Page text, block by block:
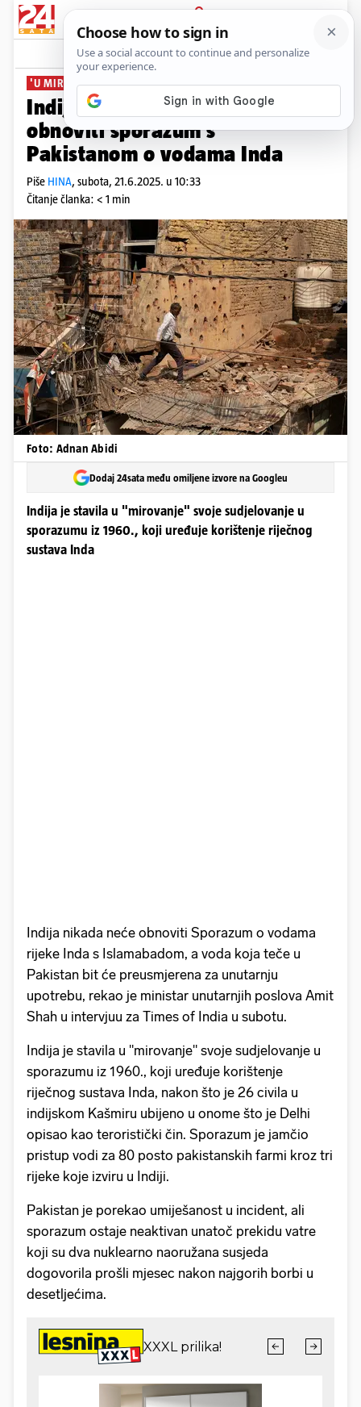
PRIJAVA
News Komentari
'U MIROVANAJE'
Indija kaže da nikada neće
obnoviti sporazum s
Pakistanom o vodama Inda
Piše HINA, subota, 21.6.2025. u 10:33
Čitanje članka: < 1 min
Foto: Adnan Abidi
Dodaj 24sata među omiljene izvore na Googleu
Indija je stavila u "mirovanje" svoje sudjelovanje u
sporazumu iz 1960., koji uređuje korištenje riječnog
sustava Inda
Indija nikada neće obnoviti Sporazum o vodama
rijeke Inda s Islamabadom, a voda koja teče u
Pakistan bit će preusmjerena za unutarnju
upotrebu, rekao je ministar unutarnjih poslova Amit
Shah u intervjuu za Times of India u subotu.
Indija je stavila u "mirovanje" svoje sudjelovanje u
sporazumu iz 1960., koji uređuje korištenje
riječnog sustava Inda, nakon što je 26 civila u
indijskom Kašmiru ubijeno u onome što je Delhi
opisao kao teroristički čin. Sporazum je jamčio
pristup vodi za 80 posto pakistanskih farmi kroz tri
rijeke koje izviru u Indiji.
Pakistan je porekao umiješanost u incident, ali
sporazum ostaje neaktivan unatoč prekidu vatre
koji su dva nuklearno naoružana susjeda
dogovorila prošli mjesec nakon najgorih borbi u
desetljećima.